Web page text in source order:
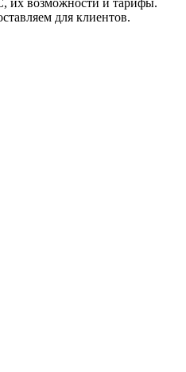
их возможности и тарифы.
для клиентов.